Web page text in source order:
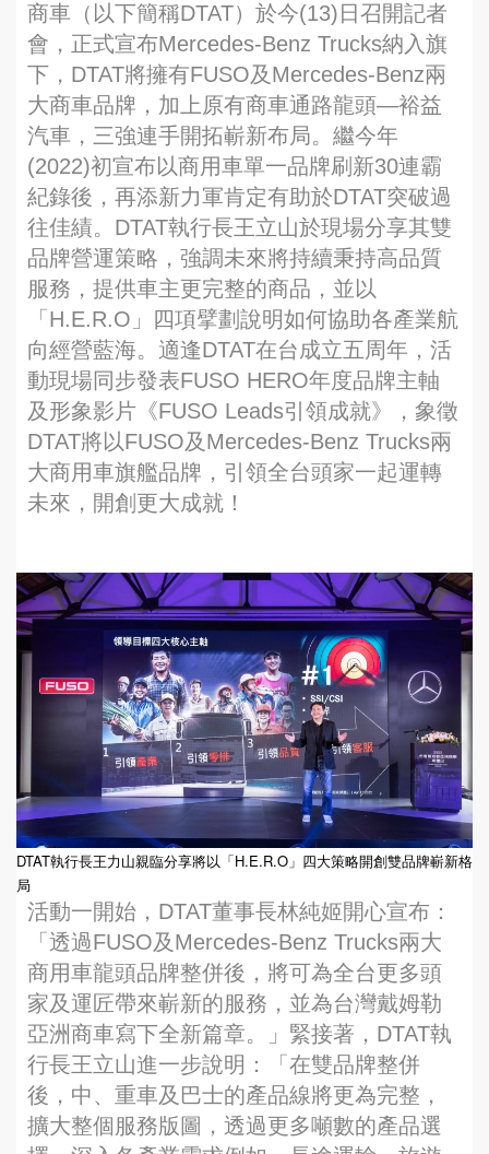
商車（以下簡稱DTAT）於今(13)日召開記者
會，正式宣布Mercedes-Benz Trucks納入旗
下，DTAT將擁有FUSO及Mercedes-Benz兩
大商車品牌，加上原有商車通路龍頭—裕益
汽車，三強連手開拓嶄新布局。繼今年
(2022)初宣布以商用車單一品牌刷新30連霸
紀錄後，再添新力軍肯定有助於DTAT突破過
往佳績。DTAT執行長王立山於現場分享其雙
品牌營運策略，強調未來將持續秉持高品質
服務，提供車主更完整的商品，並以
「H.E.R.O」四項擘劃說明如何協助各產業航
向經營藍海。適逢DTAT在台成立五周年，活
動現場同步發表FUSO HERO年度品牌主軸
及形象影片《FUSO Leads引領成就》，象徵
DTAT將以FUSO及Mercedes-Benz Trucks兩
大商用車旗艦品牌，引領全台頭家一起運轉
未來，開創更大成就！
DTAT執行長王力山親臨分享將以「H.E.R.O」四大策略開創雙品牌嶄新格
局
活動一開始，DTAT董事長林純姬開心宣布：
「透過FUSO及Mercedes-Benz Trucks兩大
商用車龍頭品牌整併後，將可為全台更多頭
家及運匠帶來嶄新的服務，並為台灣戴姆勒
亞洲商車寫下全新篇章。」緊接著，DTAT執
行長王立山進一步說明：「在雙品牌整併
後，中、重車及巴士的產品線將更為完整，
擴大整個服務版圖，透過更多噸數的產品選